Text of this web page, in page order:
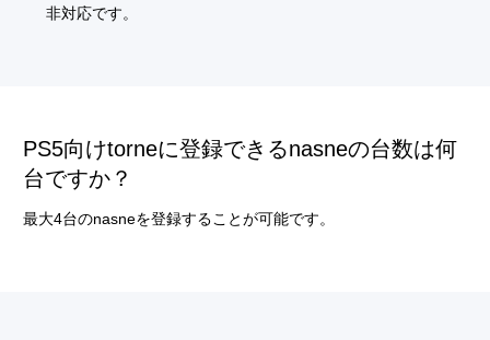
非対応です。
PS5向けtorneに登録できるnasneの台数は何
台ですか？
最大4台のnasneを登録することが可能です。